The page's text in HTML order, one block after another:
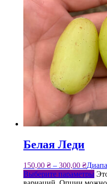
Белая Леди
150,00 ₴ – 300,00 ₴
Выберите параметры